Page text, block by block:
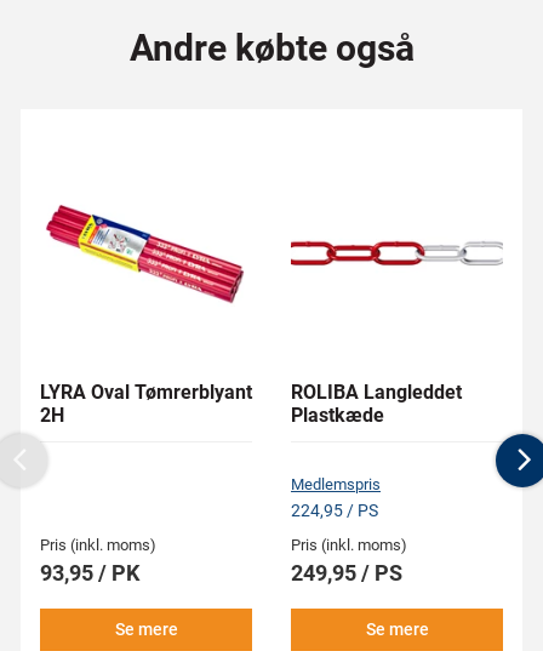
Andre købte også
LYRA Oval Tømrerblyant
2H
Pris (inkl. moms)
93,95 / PK
Se mere
ROLIBA Langleddet
Plastkæde
Medlemspris
224,95 / PS
Pris (inkl. moms)
249,95 / PS
Se mere
Previous